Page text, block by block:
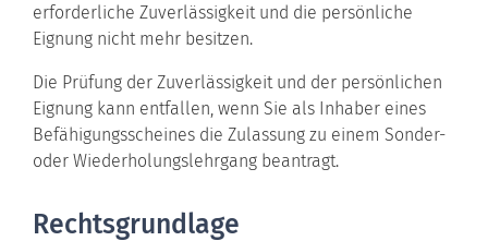
erforderliche Zuverlässigkeit und die persönliche
Eignung nicht mehr besitzen.
Die Prüfung der Zuverlässigkeit und der persönlichen
Eignung kann entfallen, wenn Sie als Inhaber eines
Befähigungsscheines die Zulassung zu einem Sonder-
oder Wiederholungslehrgang beantragt.
Rechtsgrundlage